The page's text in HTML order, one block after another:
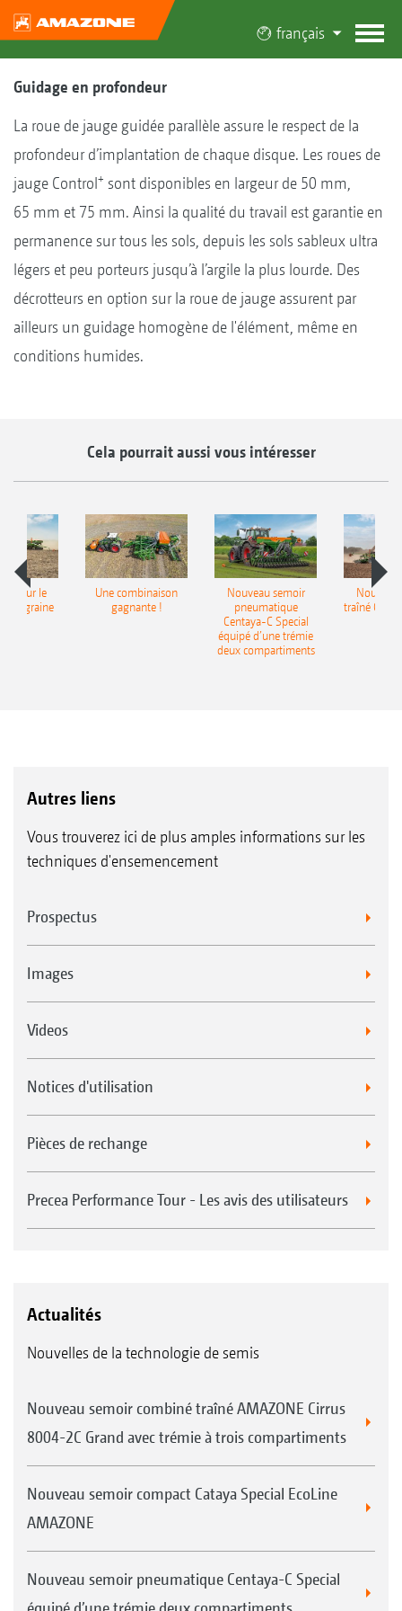
français
Guidage en profondeur
La roue de jauge guidée parallèle assure le respect de la
profondeur d’implantation de chaque disque. Les roues de
jauge Control+ sont disponibles en largeur de 50 mm,
65 mm et 75 mm. Ainsi la qualité du travail est garantie en
permanence sur tous les sols, depuis les sols sableux ultra
légers et peu porteurs jusqu’à l’argile la plus lourde. Des
décrotteurs en option sur la roue de jauge assurent par
ailleurs un guidage homogène de l'élément, même en
conditions humides.
Cela pourrait aussi vous intéresser
pour le
Une combinaison
gagnante !
Nouveau semoir
pneumatique
Centaya-C Special
équipé d’une trémie
deux compartiments
traîné
Autres liens
Vous trouverez ici de plus amples informations sur les
techniques d'ensemencement
Prospectus
Images
Videos
Notices d'utilisation
Pièces de rechange
Precea Performance Tour - Les avis des utilisateurs
Actualités
Nouvelles de la technologie de semis
Nouveau semoir combiné traîné AMAZONE Cirrus
8004-2C Grand avec trémie à trois compartiments
Nouveau semoir compact Cataya Special EcoLine
AMAZONE
Nouveau semoir pneumatique Centaya-C Special